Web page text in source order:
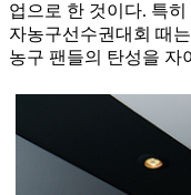
업으로 한 것이다. 특
자농구선수권대회 때
농구 팬들의 탄성을 자